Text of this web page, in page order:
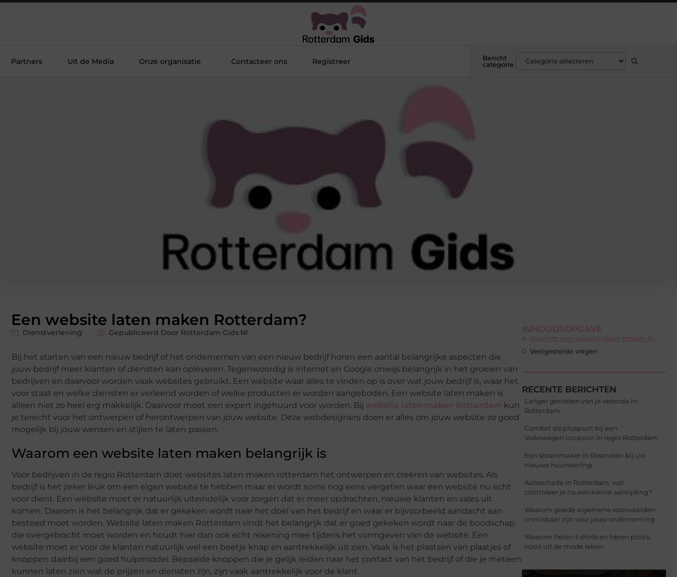
Partners Uit de Media Onze organisatie Contacteer ons Registreer
Bericht
categorie
Een website laten maken Rotterdam?
Dienstverlening Gepubliceerd Door Rotterdam Gids.nl
Bij het starten van een nieuw bedrijf of het ondernemen van een nieuw bedrijf horen een aantal belangrijke aspecten die
jouw bedrijf meer klanten of diensten kan opleveren. Tegenwoordig is internet en Google onwijs belangrijk in het groeien van
bedrijven en daarvoor worden vaak websites gebruikt. Een website waar alles te vinden op is over wat jouw bedrijf is, waar het
voor staat en welke diensten er verleend worden of welke producten er worden aangeboden. Een website laten maken is
alleen niet zo heel erg makkelijk. Daarvoor moet een expert ingehuurd voor worden. Bij website laten maken Rotterdam kun
je terecht voor het ontwerpen of herontwerpen van jouw website. Deze webdesigners doen er alles om jouw website zo goed
mogelijk bij jouw wensen en stijlen te laten passen.
Waarom een website laten maken belangrijk is
Voor bedrijven in de regio Rotterdam doet websites laten maken rotterdam het ontwerpen en creëren van websites. Als
bedrijf is het zeker leuk om een eigen website te hebben maar er wordt soms nog eens vergeten waar een website nu echt
voor dient. Een website moet er natuurlijk uiteindelijk voor zorgen dat er meer opdrachten, nieuwe klanten en sales uit
komen. Daarom is het belangrijk dat er gekeken wordt naar het doel van het bedrijf en waar er bijvoorbeeld aandacht aan
besteed moet worden. Website laten maken Rotterdam vindt het belangrijk dat er goed gekeken wordt naar de boodschap
die overgebracht moet worden en houdt hier dan ook echt rekening mee tijdens het vormgeven van de website. Een
website moet er voor de klanten natuurlijk wel een beetje knap en aantrekkelijk uit zien. Vaak is het plaatsen van plaatjes of
knoppen daarbij een goed hulpmiddel. Bepaalde knoppen die je gelijk leiden naar het contact van het bedrijf of die je meteen
kunnen laten zien wat de prijzen en diensten zijn, zijn vaak aantrekkelijk voor de klant.
INHOUDSOPGAVE
Waarom een website laten maken belangrijk is
Veelgestelde vragen
RECENTE BERICHTEN
Langer genieten van je veranda in
Rotterdam
Comfort als pluspunt bij een
Volkswagen occasion in regio Rotterdam
Een slotenmaker in Rosmalen bij uw
nieuwe huurwoning
Autoschade in Rotterdam: wat
controleer je na een kleine aanrijding?
Waarom goede algemene voorwaarden
onmisbaar zijn voor jouw onderneming
Waarom heren t-shirts en heren polo's
nooit uit de mode raken